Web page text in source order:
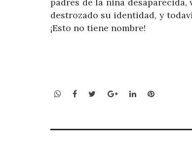
destrozado su identidad, y
¡Esto no tiene nombre!
WhatsApp
Facebook
TwitterGoogle+LinkedInPinterest